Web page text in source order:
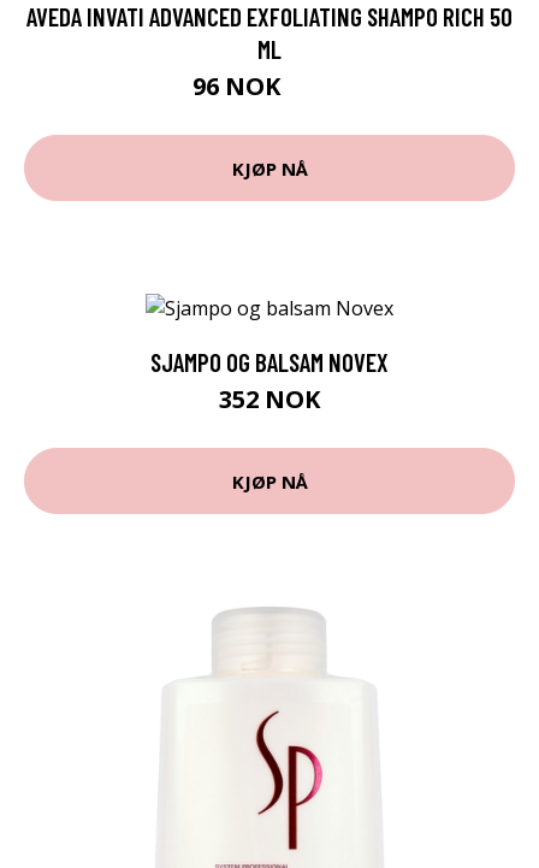
AVEDA INVATI ADVANCED EXFOLIATING SHAMPO RICH 50
ML
96 NOK
KJØP NÅ
SJAMPO OG BALSAM NOVEX
352 NOK
KJØP NÅ